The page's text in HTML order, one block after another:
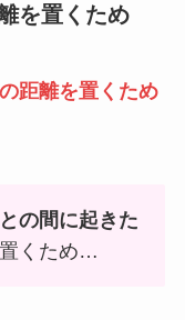
を置くため
距離を置くため
の間に起きた
くため…